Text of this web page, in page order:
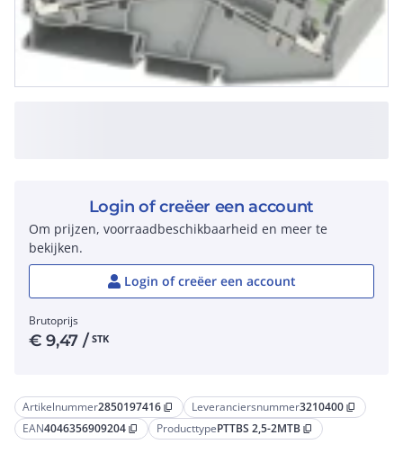
Artikelnummer2850197416 content_copy Leveranciersnummer3210400 content_copy
EAN4046356909204 content_copy ProducttypePTTBS 2,5-2MTB content_copy
Login of creëer een account
Om prijzen, voorraadbeschikbaarheid en meer te
bekijken.
Login of creëer een account
Brutoprijs
€9,47 / STK